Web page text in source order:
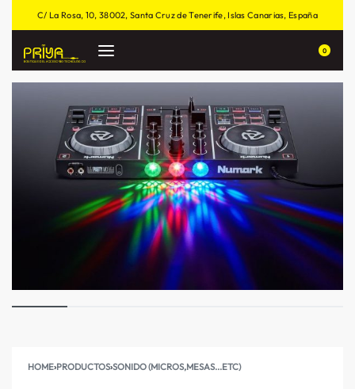
C/ La Rosa, 10, 38002, Santa Cruz de Tenerife, Islas Canarias, España
0
HOME›PRODUCTOS›SONIDO (MICROS,MESAS...ETC)